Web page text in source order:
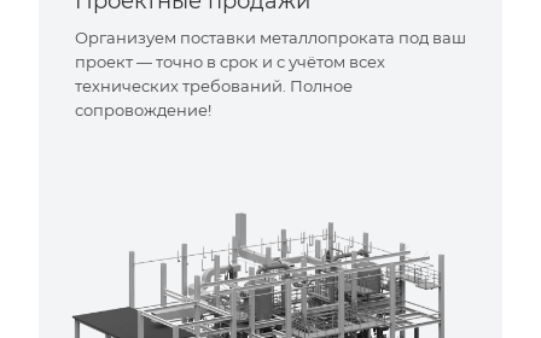
Организуем поставки металлопроката под ваш
проект — точно в срок и с учётом всех
технических требований. Полное
сопровождение!